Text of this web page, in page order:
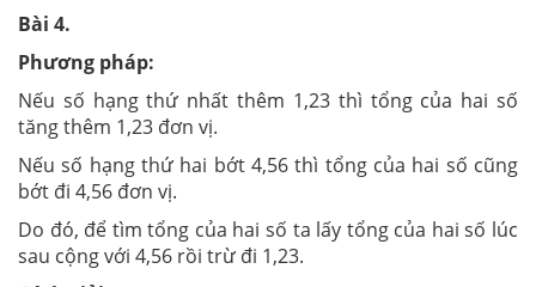
Bài 4.
Phương pháp:
Nếu số hạng thứ nhất thêm 1,23 thì tổng của hai số
tăng thêm 1,23 đơn vị.
Nếu số hạng thứ hai bớt 4,56 thì tổng của hai số cũng
bớt đi 4,56 đơn vị.
Do đó, để tìm tổng của hai số ta lấy tổng của hai số lúc
sau cộng với 4,56 rồi trừ đi 1,23.